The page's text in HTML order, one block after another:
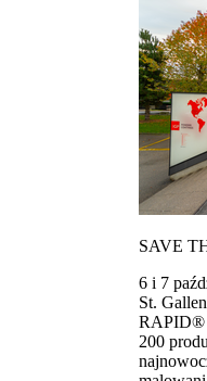
SAVE
6 i 7
St.
RAPID®
200